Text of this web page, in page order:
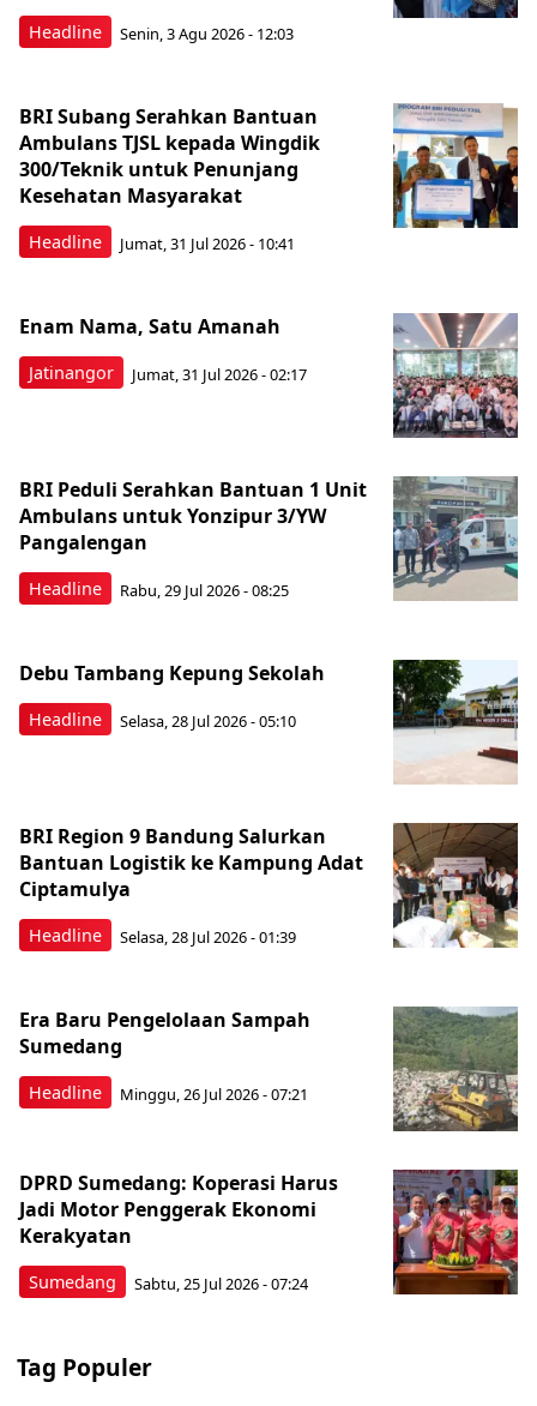
Headline Senin, 3 Agu 2026 - 12:03
Headline
BRI Subang Serahkan Bantuan
Ambulans TJSL kepada Wingdik
300/Teknik untuk Penunjang
Kesehatan Masyarakat ​
Jumat, 31 Jul 2026 - 10:41
Jatinangor
Enam Nama, Satu Amanah
Jumat, 31 Jul 2026 - 02:17
Headline
BRI Peduli Serahkan Bantuan 1 Unit
Ambulans untuk Yonzipur 3/YW
Pangalengan
Rabu, 29 Jul 2026 - 08:25
Headline
Debu Tambang Kepung Sekolah
Selasa, 28 Jul 2026 - 05:10
Headline
BRI Region 9 Bandung Salurkan
Bantuan Logistik ke Kampung Adat
Ciptamulya
Selasa, 28 Jul 2026 - 01:39
Headline
Era Baru Pengelolaan Sampah
Sumedang
Minggu, 26 Jul 2026 - 07:21
Sumedang
DPRD Sumedang: Koperasi Harus
Jadi Motor Penggerak Ekonomi
Kerakyatan
Sabtu, 25 Jul 2026 - 07:24
Tag Populer